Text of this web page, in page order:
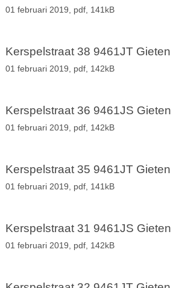
01 februari 2019, pdf, 141kB
Kerspelstraat 38 9461JT Gieten
01 februari 2019, pdf, 142kB
Kerspelstraat 36 9461JS Gieten
01 februari 2019, pdf, 142kB
Kerspelstraat 35 9461JT Gieten
01 februari 2019, pdf, 141kB
Kerspelstraat 31 9461JS Gieten
01 februari 2019, pdf, 142kB